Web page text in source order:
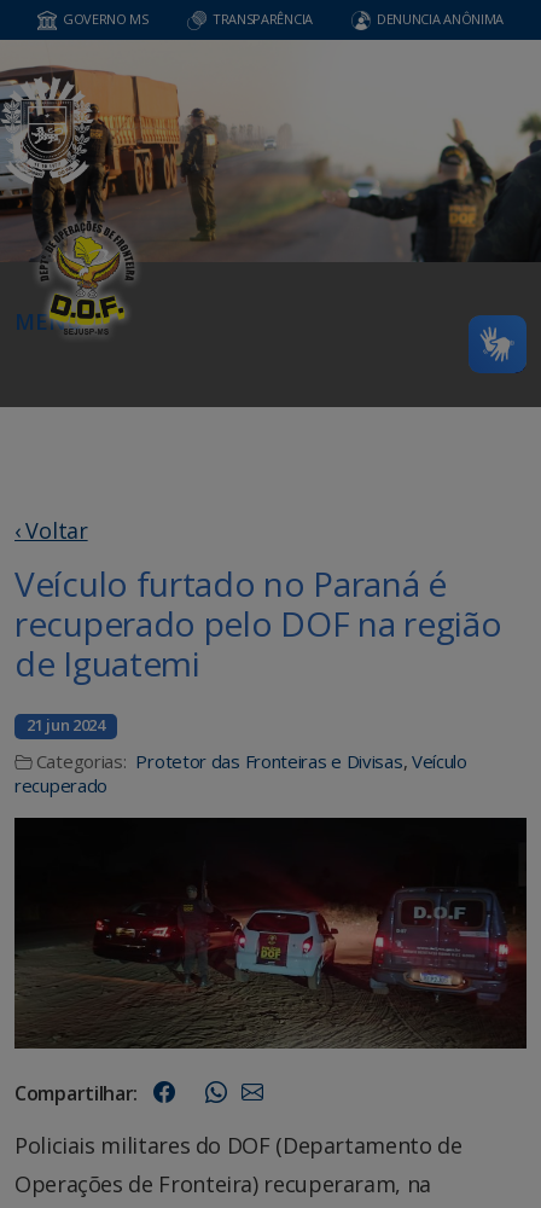
GOVERNO MS TRANSPARÊNCIA DENUNCIA ANÔNIMA
MENU
‹ Voltar
Veículo furtado no Paraná é
recuperado pelo DOF na região
de Iguatemi
21 jun 2024
Categorias: Protetor das Fronteiras e Divisas, Veículo
recuperado
Compartilhar:
Policiais militares do DOF (Departamento de
Operações de Fronteira) recuperaram, na